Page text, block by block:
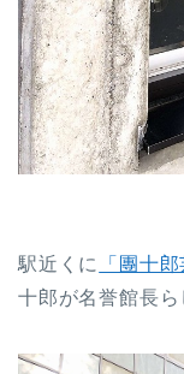
駅近くに 「團十
十郎が名誉館長ら